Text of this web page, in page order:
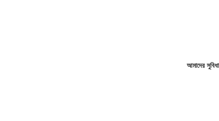
আমাদের সুবিধা